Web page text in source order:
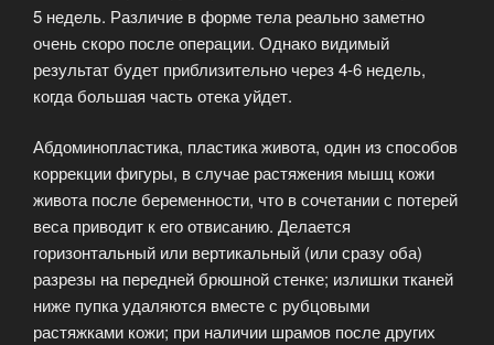
5 недель. Различие в форме тела реально заметно
очень скоро после операции. Однако видимый
результат будет приблизительно через 4-6 недель,
когда большая часть отека уйдет.
Абдоминопластика, пластика живота, один из способов
коррекции фигуры, в случае растяжения мышц кожи
живота после беременности, что в сочетании с потерей
веса приводит к его отвисанию. Делается
горизонтальный или вертикальный (или сразу оба)
разрезы на передней брюшной стенке; излишки тканей
ниже пупка удаляются вместе с рубцовыми
растяжками кожи; при наличии шрамов после других